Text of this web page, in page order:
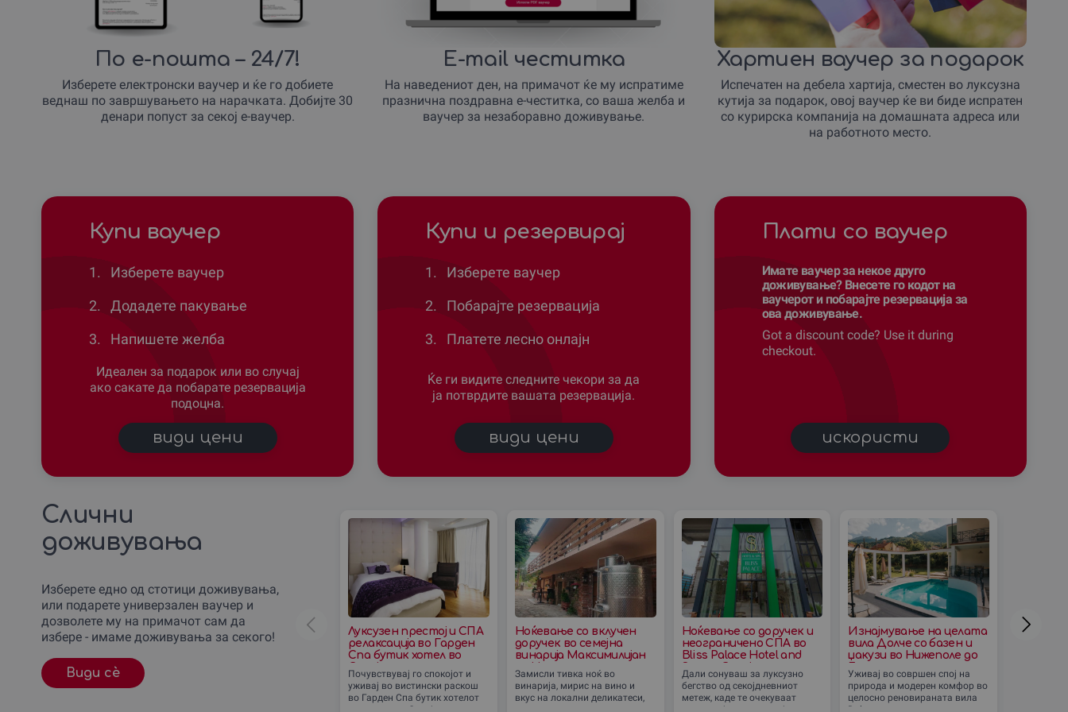
По е-пошта – 24/7!
Изберете електронски ваучер и ќе го добиете
веднаш по завршувањето на нарачката. Добијте 30
денари попуст за секој е-ваучер.
E-mail честитка
На наведениот ден, на примачот ќе му испратиме
празнична поздравна е-честитка, со ваша желба и
ваучер за незаборавно доживување.
Хартиен ваучер за подарок
Испечатен на дебела хартија, сместен во луксузна
кутија за подарок, овој ваучер ќе ви биде испратен
со курирска компанија на домашната адреса или
на работното место.
Купи ваучер
1.
Изберете ваучер
2.
Додадете пакување
3.
Напишете желба
Идеален за подарок или во случај
ако сакате да побарате резервација
подоцна.
види цени
Купи и резервирај
1.
Изберете ваучер
2.
Побарајте резервација
3.
Платете лесно онлајн
Ќе ги видите следните чекори за да
ја потврдите вашата резервација.
види цени
Плати со ваучер
Имате ваучер за некое друго
доживување? Внесете го кодот на
ваучерот и побарајте резервација за
ова доживување.
Got a discount code? Use it during
checkout.
искористи
Слични
доживувања
Изберете едно од стотици доживувања,
или подарете универзален ваучер и
дозволете му на примачот сам да
избере - имаме доживувања за секого!
Види сè
Луксузен престој и СПА
релаксација во Гарден
Спа бутик хотел во
Скопје
Почувствувај го спокојот и
уживај во вистински раскош
во Гарден Спа бутик хотелот
во срцето на Скопје.
Ноќевање со вклучен
доручек во семејна
винарија Максимилијан
до Неготино
Замисли тивка ноќ во
винарија, мирис на вино и
вкус на локални деликатеси,
Ноќевање со доручек и
неограничено СПА во
Bliss Palace Hotel and
Spa во Скопје
Дали сонуваш за луксузно
бегство од секојдневниот
метеж, каде те очекуваат
елеганција, релаксација и
Изнајмување на целата
вила Долче со базен и
џакузи во Нижеполе до
Битола
Уживај во совршен спој на
природа и модерен комфор во
целосно реновираната вила
Dolce, сместена на импресивен